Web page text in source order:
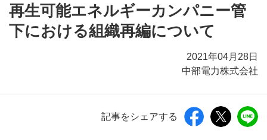
再生可能エネルギーカンパニー管
下における組織再編について
2021年04月28日
中部電力株式会社
記事をシェアする